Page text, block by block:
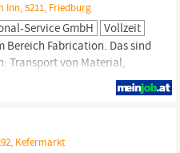
5211, Friedburg
Service GmbH
Vollzeit
Bereich Fabrication. Das sind
Transport von Material,
Arbeitsplätze.
Apps und Systeme.
Kefermarkt